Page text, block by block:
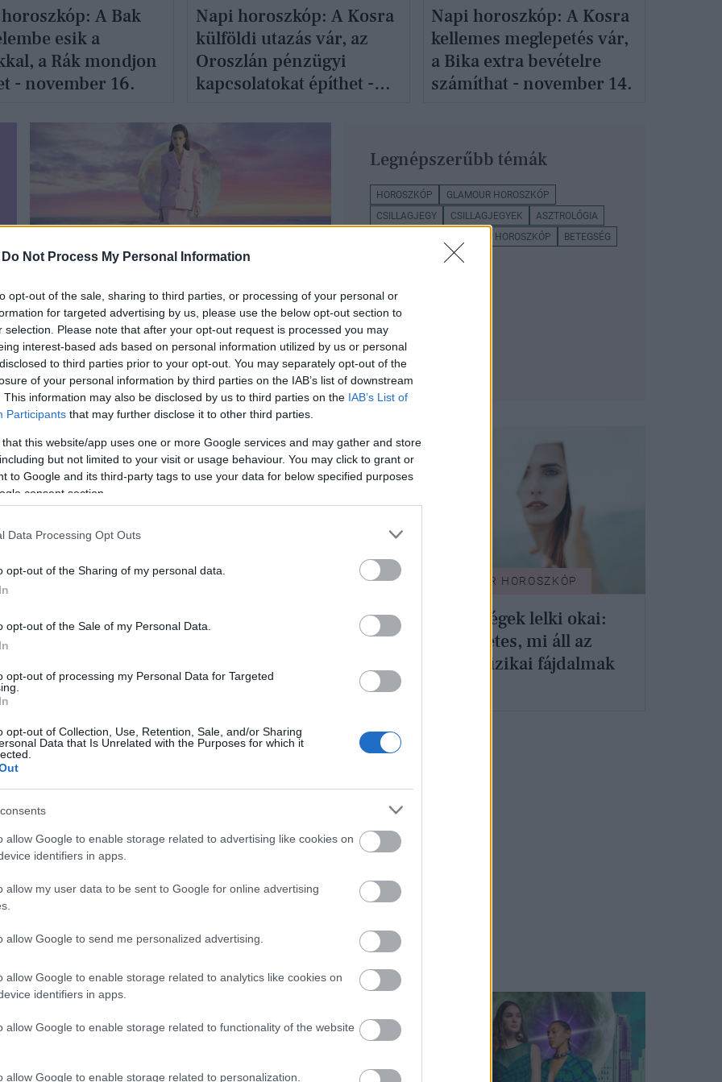
Do Not Process My Personal Information
opt-out of the sale, sharing to third parties, or processing of your personal or
for targeted advertising by us, please use the below opt-out section to
selection. Please note that after your opt-out request is processed you may
interest-based ads based on personal information utilized by us or personal
to third parties prior to your opt-out. You may separately opt-out of the
of your personal information by third parties on the IAB’s list of downstream
This information may also be disclosed by us to third parties on the IAB’s List of
Participants that may further disclose it to other third parties.
that this website/app uses one or more Google services and may gather and store
but not limited to your visit or usage behaviour. You may click to grant or
to Google and its third-party tags to use your data for below specified purposes
consent section.
Data Processing Opt Outs
opt-out of the Sharing of my personal data.
opt-out of the Sale of my Personal Data.
opt-out of processing my Personal Data for Targeted
opt-out of Collection, Use, Retention, Sale, and/or Sharing
Data that Is Unrelated with the Purposes for which it
allow Google to enable storage related to advertising like cookies on
identifiers in apps.
allow my user data to be sent to Google for online advertising
allow Google to send me personalized advertising.
allow Google to enable storage related to analytics like cookies on
identifiers in apps.
allow Google to enable storage related to functionality of the website
allow Google to enable storage related to personalization.
A Bak
esik a
a Rák mondjon
- november 16.
Napi horoszkóp: A Kosra
külföldi utazás vár, az
Oroszlán pénzügyi
kapcsolatokat építhet -
Napi horoszkóp: A Kosra
kellemes meglepetés vár,
a Bika extra bevételre
számíthat - november 14.
Heti horoszkóp: A Halakra rátalál
a szerelem, a Kos új kapcsolatokra
tesz szert - november 13. -
november 19.
Legnépszerűbb témák
HOROSZKÓP
GLAMOUR HOROSZKÓP
CSILLAGJEGY
CSILLAGJEGYEK
ASZTROLÓGIA
HETI HOROSZKÓP
BETEGSÉG
HOROSZKÓP
horoszkóp: Az
ma legyen nagyon
pillanatok várnak
11.
Napi horoszkóp: A
óvatos - november 10.
GLAMOUR HOROSZKÓP
Betegségek lelki okai:
félelmetes, mi áll az
egyes fizikai fájdalmak
Napi horoszkóp: A
befolyásos személy
november 9.